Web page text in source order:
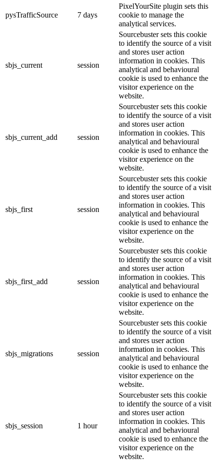
pysTrafficSource 7 days
PixelYourSite plugin sets this
cookie to manage the
analytical services.
sbjs_current session
Sourcebuster sets this cookie
to identify the source of a visit
and stores user action
information in cookies. This
analytical and behavioural
cookie is used to enhance the
visitor experience on the
website.
sbjs_current_add session
Sourcebuster sets this cookie
to identify the source of a visit
and stores user action
information in cookies. This
analytical and behavioural
cookie is used to enhance the
visitor experience on the
website.
sbjs_first session
Sourcebuster sets this cookie
to identify the source of a visit
and stores user action
information in cookies. This
analytical and behavioural
cookie is used to enhance the
visitor experience on the
website.
sbjs_first_add session
Sourcebuster sets this cookie
to identify the source of a visit
and stores user action
information in cookies. This
analytical and behavioural
cookie is used to enhance the
visitor experience on the
website.
sbjs_migrations session
Sourcebuster sets this cookie
to identify the source of a visit
and stores user action
information in cookies. This
analytical and behavioural
cookie is used to enhance the
visitor experience on the
website.
sbjs_session 1 hour
Sourcebuster sets this cookie
to identify the source of a visit
and stores user action
information in cookies. This
analytical and behavioural
cookie is used to enhance the
visitor experience on the
website.